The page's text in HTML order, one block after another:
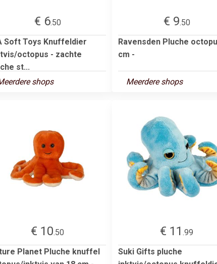
€ 6.50
Soft Toys Knuffeldier
octopus - zachte
st...
shops
€ 9.50
Ravensden Pluche
cm -
Meerdere shops
€ 10.50
Planet Pluche knuffel
€ 11 .99
Suki Gifts pluche